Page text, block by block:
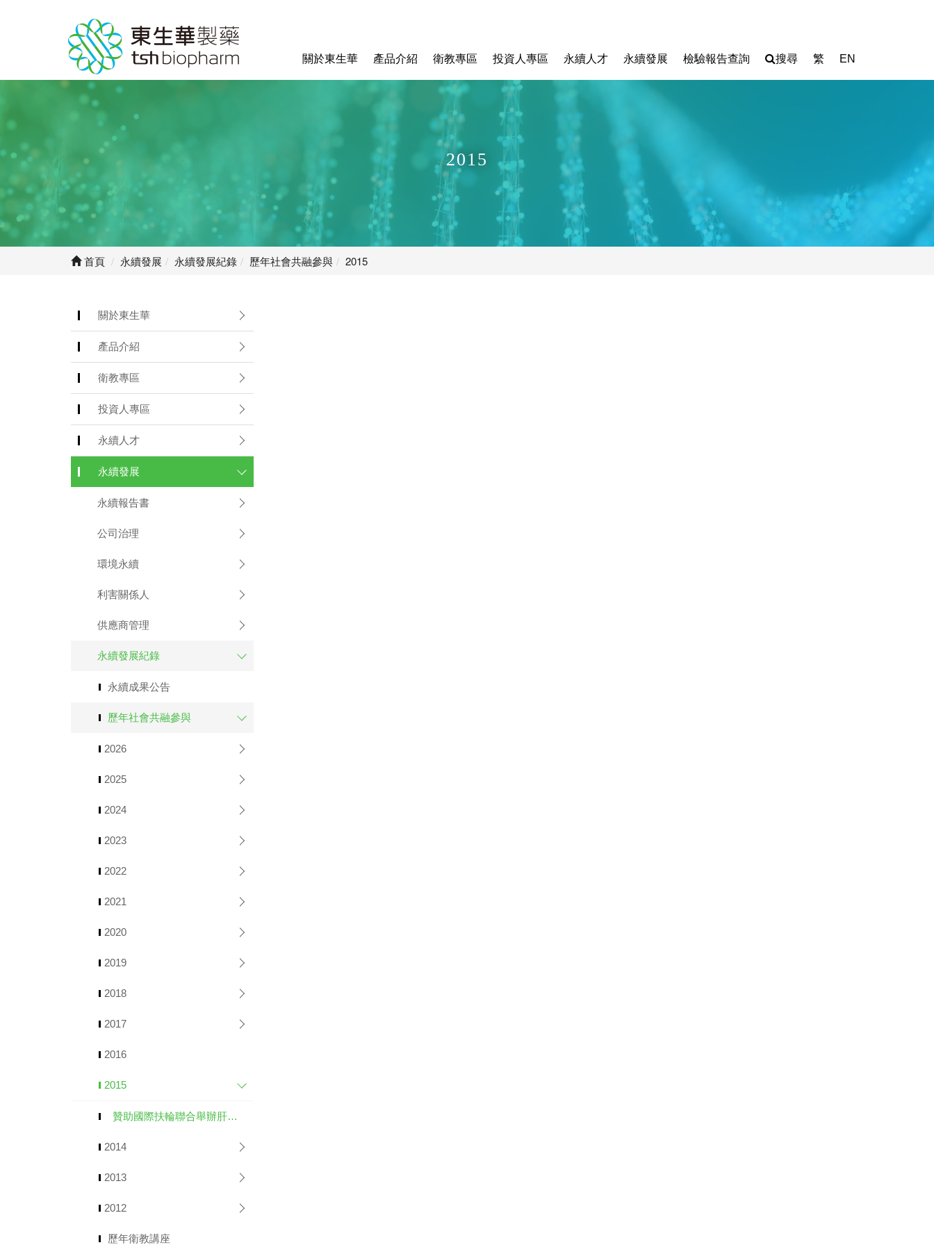
關於東生華 產品介紹 衛教專區 投資人專區 永續人才 永續發展 檢驗報告查詢 搜尋 繁 EN
2015
首頁 永續發展 永續發展紀錄 歷年社會共融參與 2015
關於東生華
產品介紹
衛教專區
投資人專區
永續人才
永續發展
永續報告書
公司治理
環境永續
利害關係人
供應商管理
永續發展紀錄
永續成果公告
歷年社會共融參與
2026
2025
2024
2023
2022
2021
2020
2019
2018
2017
2016
2015
贊助國際扶輪聯合舉辦肝病防治日活動
2014
2013
2012
歷年衛教講座